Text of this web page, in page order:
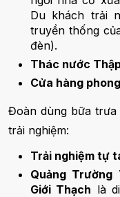
Du khách trải
truyền thống
đèn).
Thác nước
Cửa hàng
Đoàn dùng bữa trưa
trải nghiệm:
Trải nghiệm tự
Quảng
Giới Thạch là